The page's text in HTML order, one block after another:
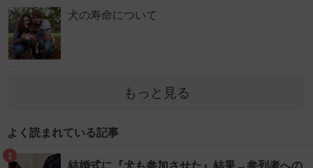
犬の寿命について
もっと見る
よく読まれている記事
1
結婚式に『犬も参加させた』結果→参列者への